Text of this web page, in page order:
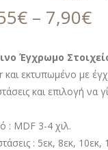
€ – 7,90€
Έγχρωμο
και εκτυπωμένο με
και επιλογή να
: MDF 3-4 χιλ.
: 5εκ, 8εκ,